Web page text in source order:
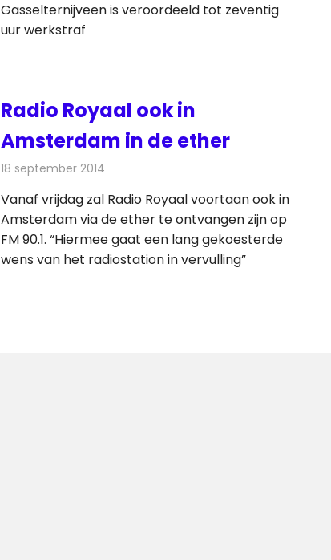
Gasselternijveen is veroordeeld tot zeventig
uur werkstraf
Radio Royaal ook in
Amsterdam in de ether
18 september 2014
Vanaf vrijdag zal Radio Royaal voortaan ook in
Amsterdam via de ether te ontvangen zijn op
FM 90.1. “Hiermee gaat een lang gekoesterde
wens van het radiostation in vervulling”